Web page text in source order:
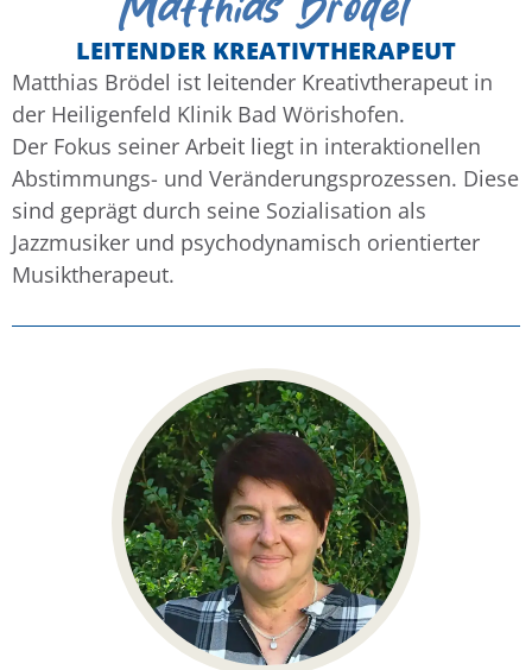
LEITENDER KREATIVTHERAPEUT
Matthias Brödel ist leitender Kreativtherapeut in
der Heiligenfeld Klinik Bad Wörishofen.
Der Fokus seiner Arbeit liegt in interaktionellen
Abstimmungs- und Veränderungsprozessen. Diese
sind geprägt durch seine Sozialisation als
Jazzmusiker und psychodynamisch orientierter
Musiktherapeut.